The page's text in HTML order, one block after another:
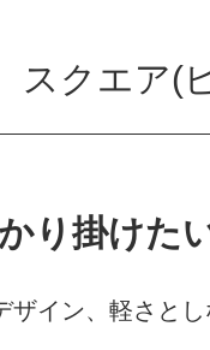
スクエア(
り掛けた
イン、軽さとし